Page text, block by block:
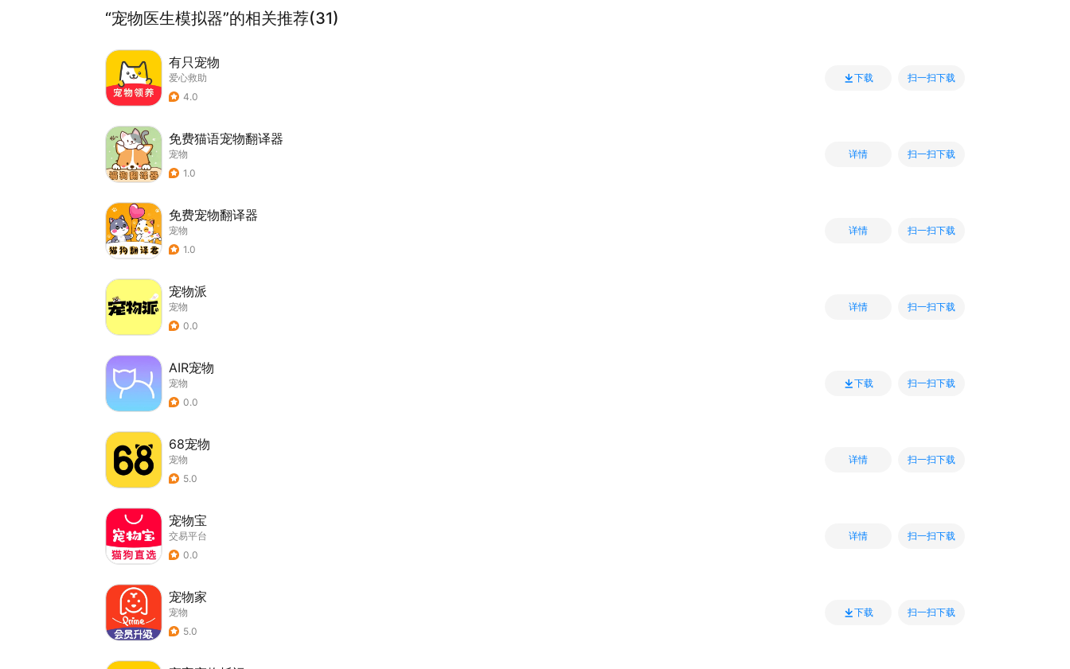
“宠物医生模拟器”的相关推荐(31)
有只宠物
爱心救助
4.0
下载 扫一扫下载
免费猫语宠物翻译器
宠物
1.0
详情 扫一扫下载
免费宠物翻译器
宠物
1.0
详情 扫一扫下载
宠物派
宠物
0.0
详情 扫一扫下载
AIR宠物
宠物
0.0
下载 扫一扫下载
68宠物
宠物
5.0
详情 扫一扫下载
宠物宝
交易平台
0.0
详情 扫一扫下载
宠物家
宠物
5.0
下载 扫一扫下载